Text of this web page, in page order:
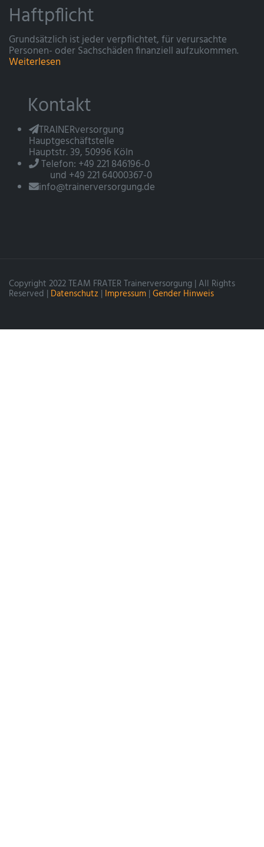
Haftpflicht
Grundsätzlich ist jeder verpflichtet, für verursachte
Personen- oder Sachschäden finanziell aufzukommen.
Weiterlesen
Kontakt
TRAINERversorgung
Hauptgeschäftstelle
Hauptstr. 39, 50996 Köln
Telefon: +49 221 846196-0
und +49 221 64000367-0
info@trainerversorgung.de
Copyright 2022 TEAM FRATER Trainerversorgung | All Rights
Reserved | Datenschutz | Impressum | Gender Hinweis